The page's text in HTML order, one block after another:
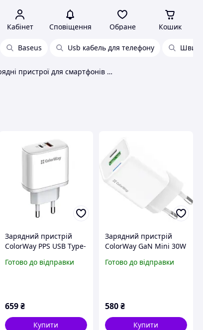
Кабінет Сповіщення Обране Кошик
Baseus Usb кабель для телефону
Зарядні пристрої для смартфонів та планшетів Colorway
Зарядний пристрій
ColorWay PPS USB Type-
білий, для телефону,
Готово до відправки
659 ₴
Купити
Зарядний пристрій
ColorWay GaN Mini 30W
PD USB QC40 white
Готово до відправки
580₴
Купити